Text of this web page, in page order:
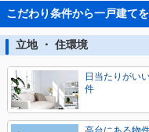
こだわり条件から一戸建て
立地 ・ 住環境
日当たりがい
件